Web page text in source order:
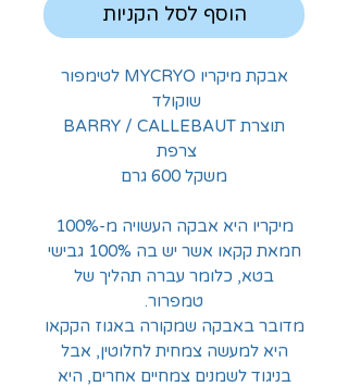
הוסף לסל הקניות
אבקת מיקריו MYCRYO לטימפור
שוקולד
תוצרת BARRY / CALLEBAUT
צרפת
משקל 600 גרם
מיקריו היא אבקה העשויה מ-100%
חמאת קקאו אשר יש בה 100% גבישי
בטא, כלומר עברה תהליך של
טמפרור.
מדובר באבקה שמקורה באגוז הקקאו
היא למעשה צמחית לחלוטין, אבל
בניגוד לשמנים צמחיים אחרים, היא